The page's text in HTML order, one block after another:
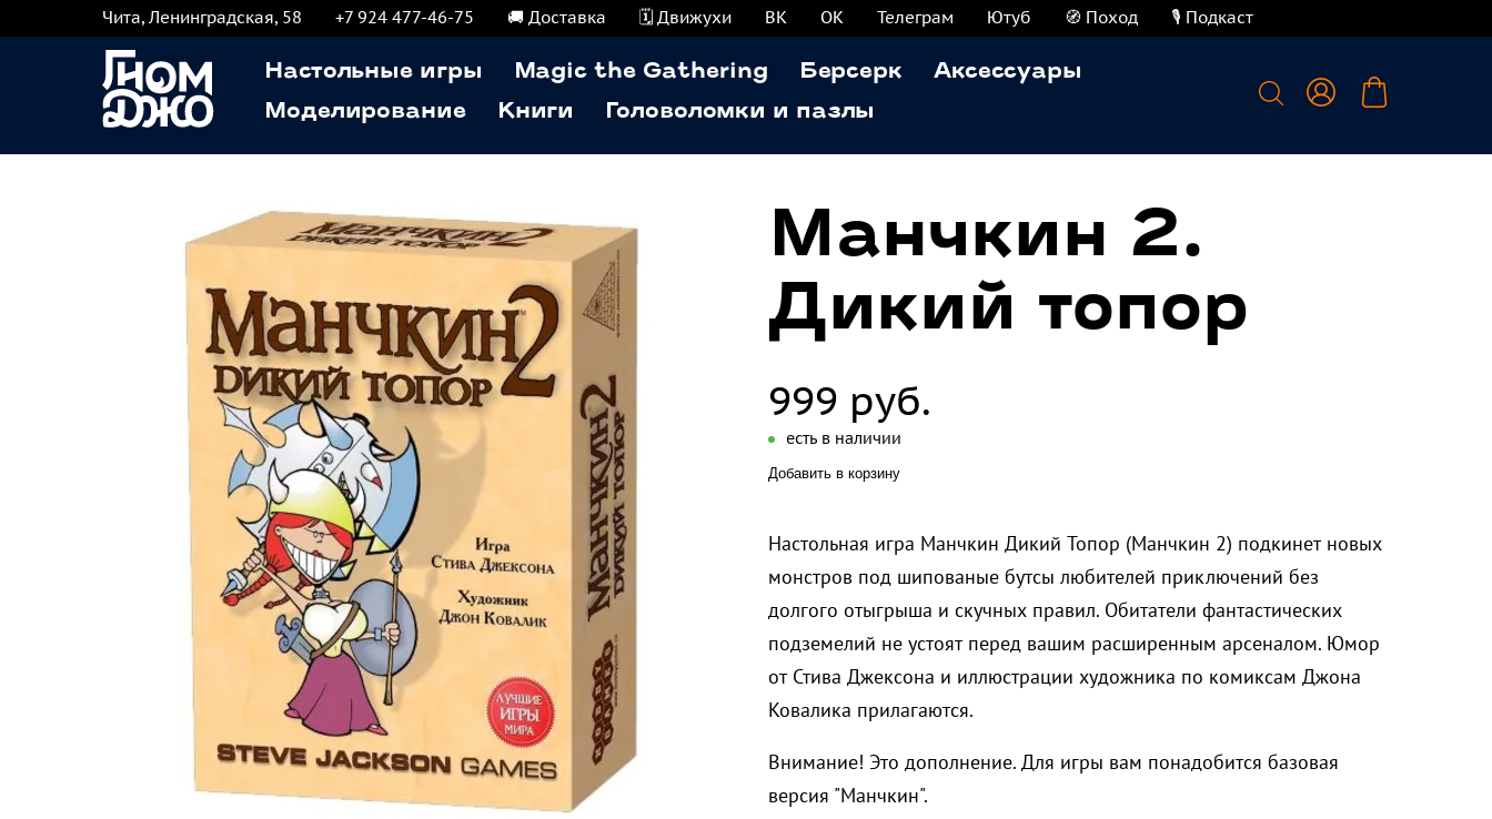
Чита, Ленинградская, 58 +7 924 477-46-75 🚚 Доставка 🗓️ Движухи ВК ОК Телеграм Ютуб 🧭 Поход 🎙️ Подкаст
Настольные игры Magic the Gathering Берсерк
Аксессуары
Моделирование
Книги Головоломки и пазлы
Манчкин 2.
Дикий топор
999 руб.
есть в наличии
Добавить в корзину
Настольная игра Манчкин Дикий Топор (Манчкин 2) подкинет новых
монстров под шипованые бутсы любителей приключений без
долгого отыгрыша и скучных правил. Обитатели фантастических
подземелий не устоят перед вашим расширенным арсеналом. Юмор
от Стива Джексона и иллюстрации художника по комиксам Джона
Ковалика прилагаются.
Внимание! Это дополнение. Для игры вам понадобится базовая
версия "Манчкин".